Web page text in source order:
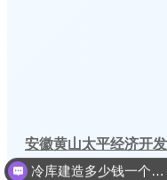
安徽黄山太平经济开
冷库建造多少钱一个平方